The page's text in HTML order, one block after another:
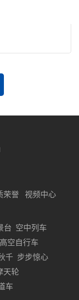
荣誉 视频中心
台 空中列车
高空自行车
千 步步惊心
天轮
车